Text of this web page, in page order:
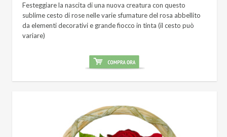
Festeggiare la nascita di una nuova creatura con questo
sublime cesto di rose nelle varie sfumature del rosa abbellito
da elementi decorativi e grande fiocco in tinta (il cesto può
variare)